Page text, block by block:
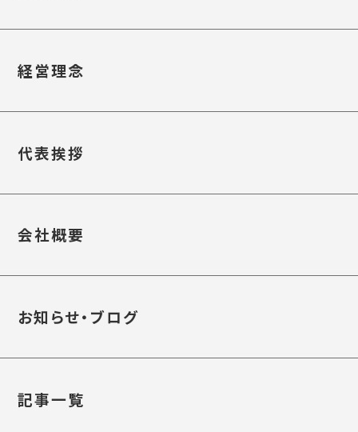
経営理念
代表挨拶
会社概要
お知らせ・ブログ
記事一覧